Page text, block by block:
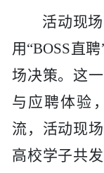
活动现
用 “BOSS直
场决策。这
与应聘体验
流，活动现
高校学子共